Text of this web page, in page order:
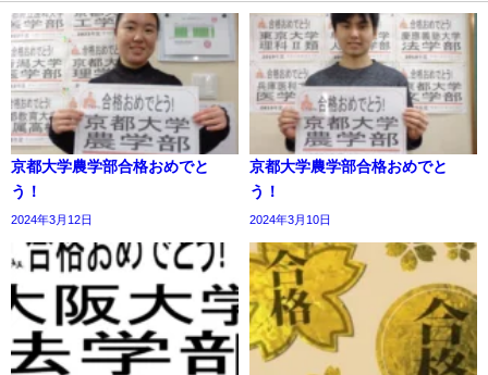
京都大学農学部合格おめでと
う！
2024年3月12日
京都大学農学部合格おめでと
う！
2024年3月10日